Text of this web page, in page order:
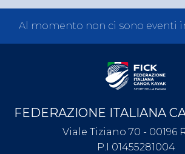
Al momento non ci sono eventi
FEDERAZIONE ITALIANA
Viale Tiziano 70 - 00196
P.I 01455281004